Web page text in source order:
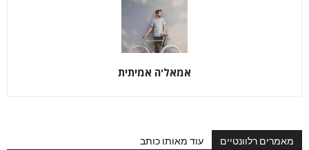
אמאל'ה אמיתית
מאמרים רלוונטיים עוד מאותו כותב